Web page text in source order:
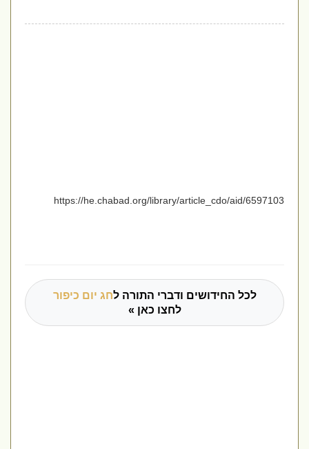
https://he.chabad.org/library/article_cdo/aid/6597103
לכל החידושים ודברי התורה לחג יום כיפור
לחצו כאן »